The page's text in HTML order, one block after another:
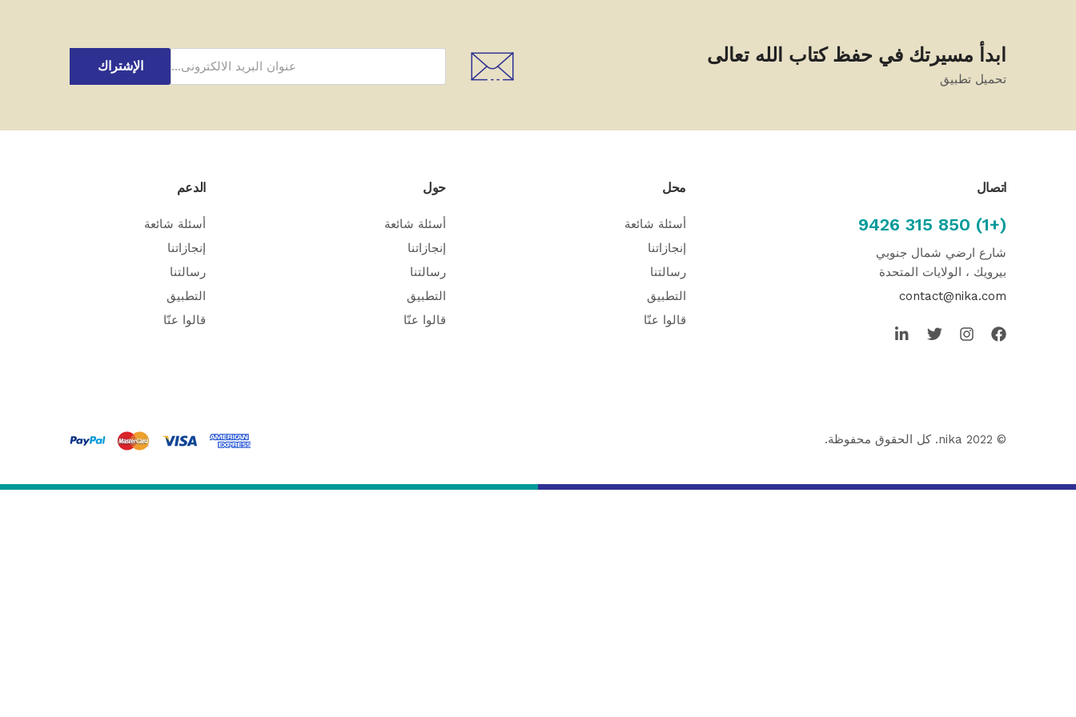
ابدأ مسيرتك في حفظ كتاب الله تعالى
تحميل تطبيق
الإشتراك
اتصال
(+1) 850 315 9426
شارع ارضي شمال جنوبي
بيرويك ، الولايات المتحدة
contact@nika.com
محل
أسئلة شائعة
إنجازاتنا
رسالتنا
التطبيق
قالوا عنّا
حول
أسئلة شائعة
إنجازاتنا
رسالتنا
التطبيق
قالوا عنّا
الدعم
أسئلة شائعة
إنجازاتنا
رسالتنا
التطبيق
قالوا عنّا
© 2022 nika. كل الحقوق محفوظة.